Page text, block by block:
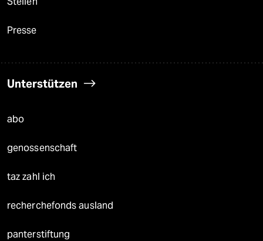
Presse
Unterstützen
abo
genossenschaft
taz zahl ich
recherchefonds ausland
panterstiftung